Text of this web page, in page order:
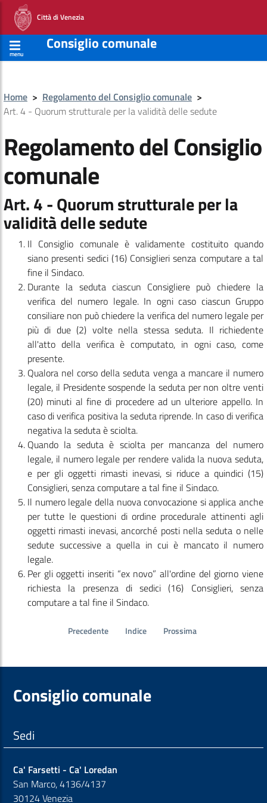
Città di Venezia
menu
Consiglio comunale
Home > Regolamento del Consiglio comunale >
Art. 4 - Quorum strutturale per la validità delle sedute
Regolamento del Consiglio
comunale
Art. 4 - Quorum strutturale per la
validità delle sedute
Il Consiglio comunale è validamente costituito quando
siano presenti sedici (16) Consiglieri senza computare a tal
fine il Sindaco.
Durante la seduta ciascun Consigliere può chiedere la
verifica del numero legale. In ogni caso ciascun Gruppo
consiliare non può chiedere la verifica del numero legale per
più di due (2) volte nella stessa seduta. Il richiedente
all'atto della verifica è computato, in ogni caso, come
presente.
Qualora nel corso della seduta venga a mancare il numero
legale, il Presidente sospende la seduta per non oltre venti
(20) minuti al fine di procedere ad un ulteriore appello. In
caso di verifica positiva la seduta riprende. In caso di verifica
negativa la seduta è sciolta.
Quando la seduta è sciolta per mancanza del numero
legale, il numero legale per rendere valida la nuova seduta,
e per gli oggetti rimasti inevasi, si riduce a quindici (15)
Consiglieri, senza computare a tal fine il Sindaco.
Il numero legale della nuova convocazione si applica anche
per tutte le questioni di ordine procedurale attinenti agli
oggetti rimasti inevasi, ancorché posti nella seduta o nelle
sedute successive a quella in cui è mancato il numero
legale.
Per gli oggetti inseriti “ex novo” all'ordine del giorno viene
richiesta la presenza di sedici (16) Consiglieri, senza
computare a tal fine il Sindaco.
Precedente Indice Prossima
Consiglio comunale
Sedi
Ca' Farsetti - Ca' Loredan
San Marco, 4136/4137
30124 Venezia